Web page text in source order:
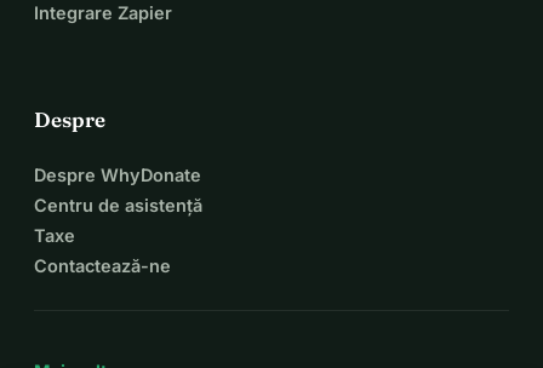
Integrare Zapier
Despre
Despre WhyDonate
Centru de asistență
Taxe
Contactează-ne